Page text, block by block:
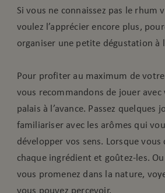
Si vous ne connaissez pas le rhum
voulez l’apprécier encore plus,
organiser une petite dégustation à
Pour profiter au maximum de
vous recommandons de jouer
palais à l’avance. Passez quelques
familiariser avec les arômes qui
développer vos sens. Lorsque vous
chaque ingrédient et goûtez-les.
vous promenez dans la nature,
vous pouvez percevoir.